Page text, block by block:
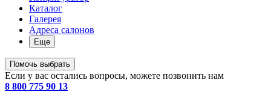
Каталог
Галерея
Адреса салонов
Еще
Помочь выбрать
Если у вас остались вопросы, можете позвонить нам
8 800 775 90 13